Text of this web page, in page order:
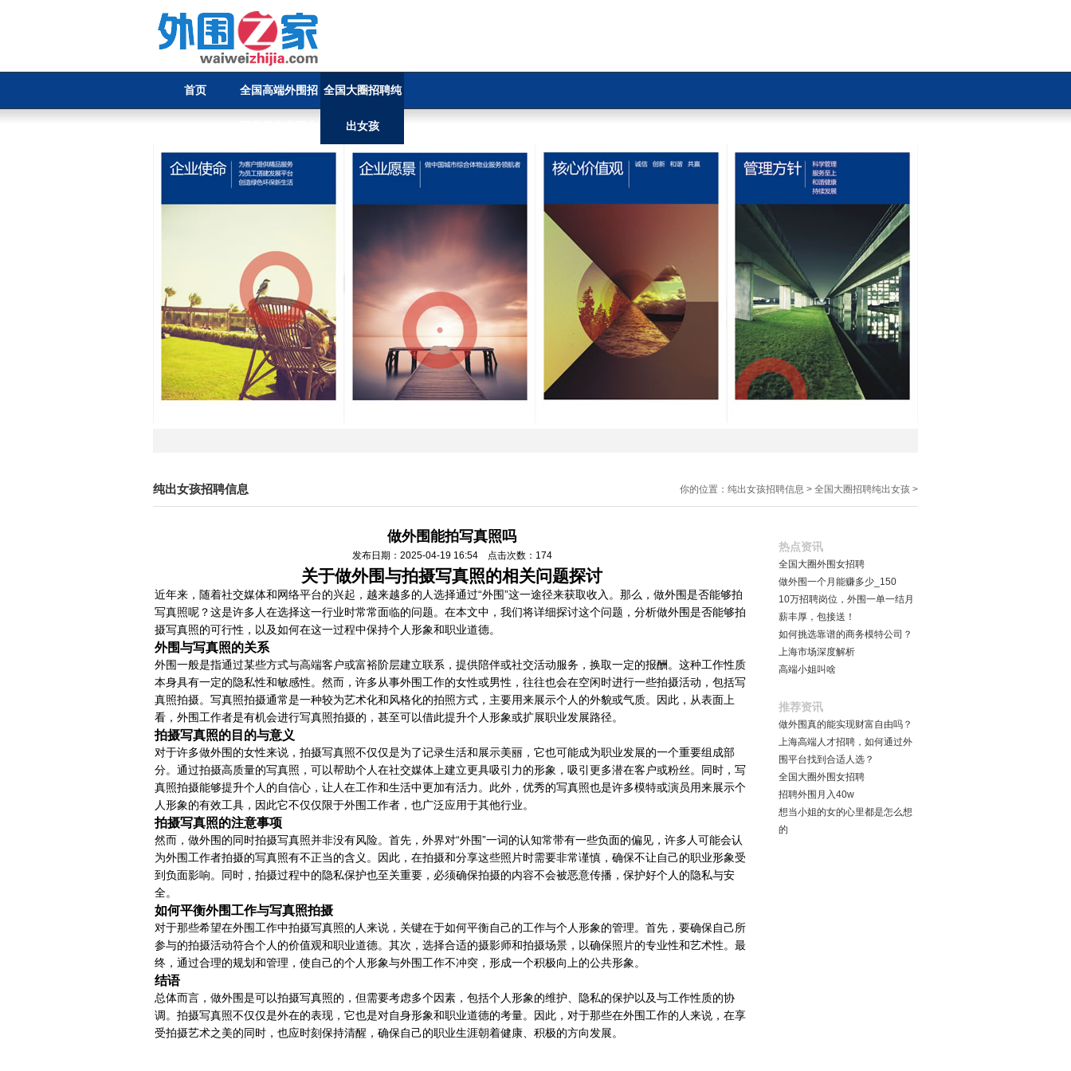
首页 全国高端外围招 全国大圈招聘纯
出女孩
纯出女孩招聘信息 你的位置： 纯出女孩招聘信息 > 全国大圈招聘纯出女孩 >
做外围能拍写真照吗
发布日期：2025-04-19 16:54 点击次数：174
关于做外围与拍摄写真照的相关问题探讨
近年来，随着社交媒体和网络平台的兴起，越来越多的人选择通过“外围”这一途径来获取收入。那么，做外围是否能够拍
写真照呢？这是许多人在选择这一行业时常常面临的问题。在本文中，我们将详细探讨这个问题，分析做外围是否能够拍
摄写真照的可行性，以及如何在这一过程中保持个人形象和职业道德。
外围与写真照的关系
外围一般是指通过某些方式与高端客户或富裕阶层建立联系，提供陪伴或社交活动服务，换取一定的报酬。这种工作性质
本身具有一定的隐私性和敏感性。然而，许多从事外围工作的女性或男性，往往也会在空闲时进行一些拍摄活动，包括写
真照拍摄。写真照拍摄通常是一种较为艺术化和风格化的拍照方式，主要用来展示个人的外貌或气质。因此，从表面上
看，外围工作者是有机会进行写真照拍摄的，甚至可以借此提升个人形象或扩展职业发展路径。
拍摄写真照的目的与意义
对于许多做外围的女性来说，拍摄写真照不仅仅是为了记录生活和展示美丽，它也可能成为职业发展的一个重要组成部
分。通过拍摄高质量的写真照，可以帮助个人在社交媒体上建立更具吸引力的形象，吸引更多潜在客户或粉丝。同时，写
真照拍摄能够提升个人的自信心，让人在工作和生活中更加有活力。此外，优秀的写真照也是许多模特或演员用来展示个
人形象的有效工具，因此它不仅仅限于外围工作者，也广泛应用于其他行业。
拍摄写真照的注意事项
然而，做外围的同时拍摄写真照并非没有风险。首先，外界对“外围”一词的认知常带有一些负面的偏见，许多人可能会认
为外围工作者拍摄的写真照有不正当的含义。因此，在拍摄和分享这些照片时需要非常谨慎，确保不让自己的职业形象受
到负面影响。同时，拍摄过程中的隐私保护也至关重要，必须确保拍摄的内容不会被恶意传播，保护好个人的隐私与安
全。
如何平衡外围工作与写真照拍摄
对于那些希望在外围工作中拍摄写真照的人来说，关键在于如何平衡自己的工作与个人形象的管理。首先，要确保自己所
参与的拍摄活动符合个人的价值观和职业道德。其次，选择合适的摄影师和拍摄场景，以确保照片的专业性和艺术性。最
终，通过合理的规划和管理，使自己的个人形象与外围工作不冲突，形成一个积极向上的公共形象。
结语
总体而言，做外围是可以拍摄写真照的，但需要考虑多个因素，包括个人形象的维护、隐私的保护以及与工作性质的协
调。拍摄写真照不仅仅是外在的表现，它也是对自身形象和职业道德的考量。因此，对于那些在外围工作的人来说，在享
受拍摄艺术之美的同时，也应时刻保持清醒，确保自己的职业生涯朝着健康、积极的方向发展。
热点资讯
全国大圈外围女招聘
做外围一个月能赚多少_150
10万招聘岗位，外围一单一结月
薪丰厚，包接送！
如何挑选靠谱的商务模特公司？
上海市场深度解析
高端小姐叫啥
推荐资讯
做外围真的能实现财富自由吗？
上海高端人才招聘，如何通过外
围平台找到合适人选？
全国大圈外围女招聘
招聘外围月入40w
想当小姐的女的心里都是怎么想
的